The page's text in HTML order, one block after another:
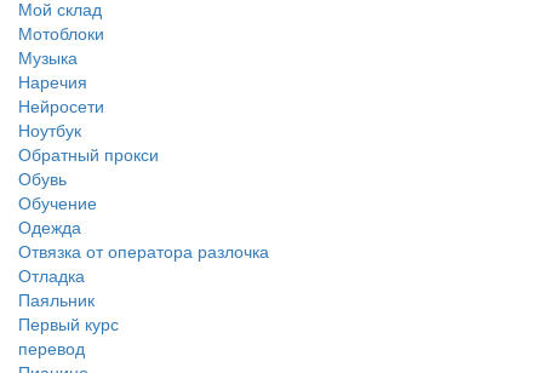
Мой склад
Мотоблоки
Музыка
Наречия
Нейросети
Ноутбук
Обратный прокси
Обувь
Обучение
Одежда
Отвязка от оператора разлочка
Отладка
Паяльник
Первый курс
перевод